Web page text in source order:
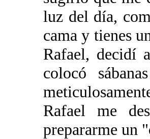
luz del día,
cama y tienes
Rafael, decidí
colocó
Rafael me
prepararme un